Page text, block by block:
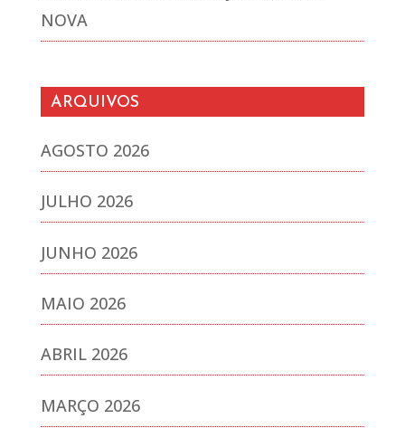
NOVA
ARQUIVOS
AGOSTO 2026
JULHO 2026
JUNHO 2026
MAIO 2026
ABRIL 2026
MARÇO 2026